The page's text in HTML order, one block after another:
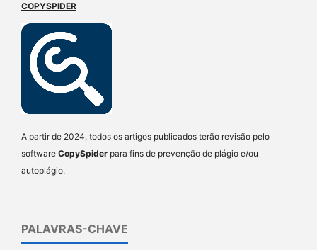
COPYSPIDER
A partir de 2024, todos os artigos publicados terão revisão pelo
software CopySpider para fins de prevenção de plágio e/ou
autoplágio.
PALAVRAS-CHAVE